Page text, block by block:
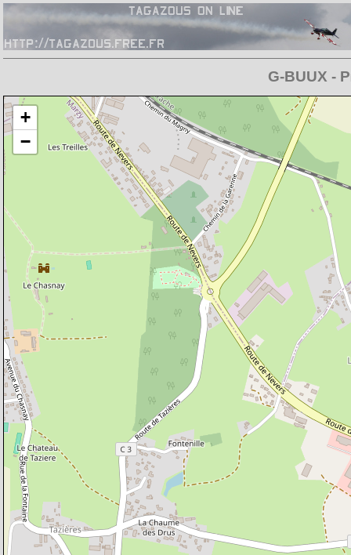
G-BUUX -
Chargement de la carte en cours
+
−